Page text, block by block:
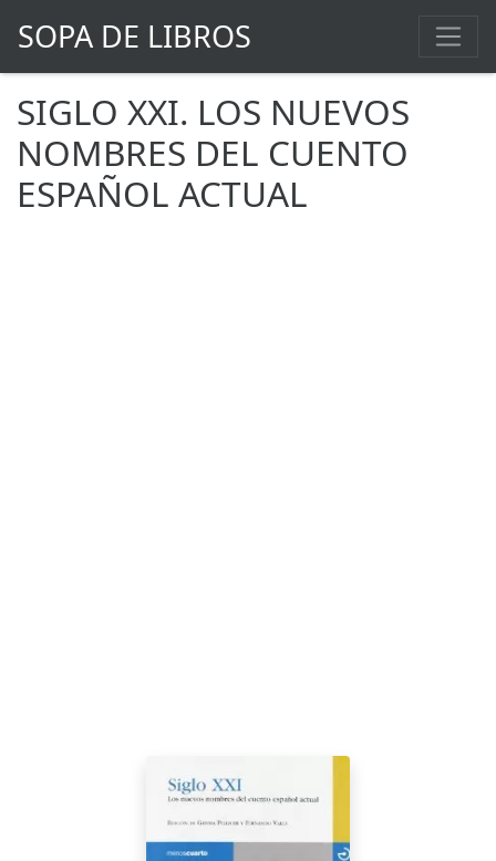
SOPA DE LIBROS
SIGLO XXI. LOS NUEVOS
NOMBRES DEL CUENTO
ESPAÑOL ACTUAL